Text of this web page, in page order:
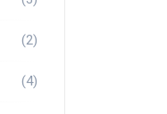
(2)
(4)